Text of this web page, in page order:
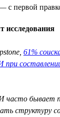
с первой
исследования
61%
при
часто бывает
структуру